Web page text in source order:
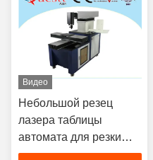
Видео
Небольшой резец
лазера таблицы
автомата для резки
1200x1200mm лазера